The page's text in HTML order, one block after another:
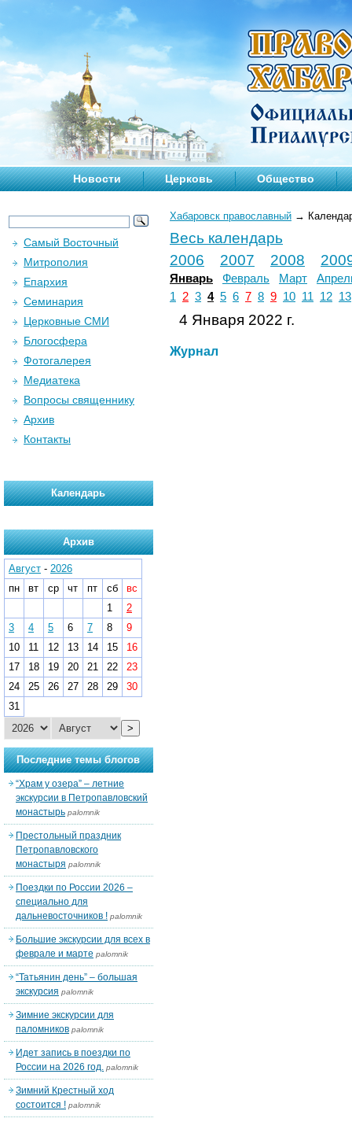
Новости Церковь Общество
Хабаровск православный →
Весь календарь
2006
2007 2008
Январь Февраль Март
1
2 3 4 5 6 7 8 9 10 11 12 13
4 Января 2022 г.
Журнал
Самый Восточный
Митрополия
Епархия
Семинария
Церковные СМИ
Блогосфера
Фотогалерея
Медиатека
Вопросы священнику
Архив
Контакты
Календарь
Архив
Август - 2026
пн
вт ср чт пт сб
вс
1
2
3
4 5 6 7 8
9
10
11 12 13 14 15
16
17
18 19 20 21 22
23
24
25 26 27 28 29
30
31
>
Последние темы блогов
“Храм у озера” – летние
экскурсии в Петропавловский
монастырь palomnik
Престольный праздник
Петропавловского
монастыря palomnik
Поездки по России 2026 –
специально для
дальневосточников ! palomnik
Большие экскурсии для всех в
феврале и марте palomnik
“Татьянин день” – большая
экскурсия palomnik
Зимние экскурсии для
паломников palomnik
Идет запись в поездки по
России на 2026 год. palomnik
Зимний Крестный ход
состоится ! palomnik